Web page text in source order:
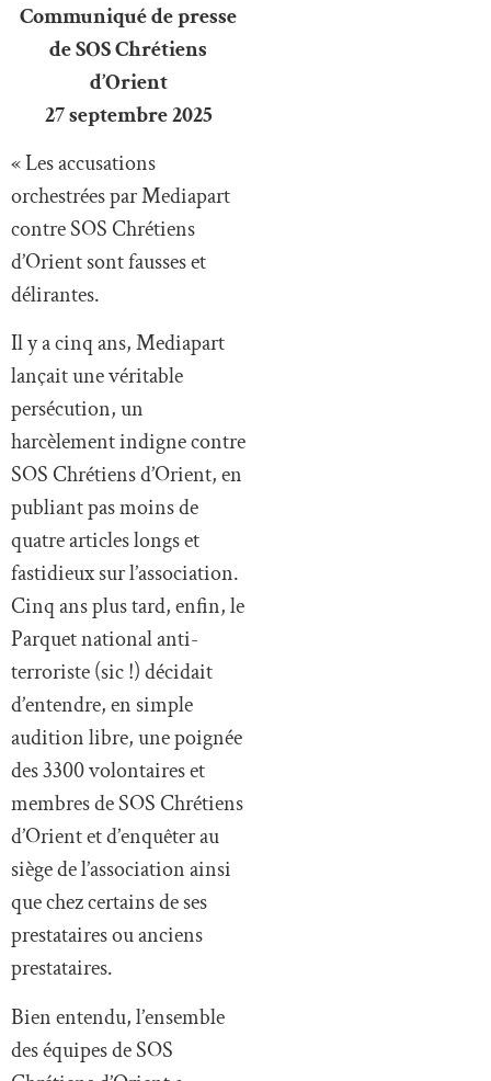
Communiqué de presse
de SOS Chrétiens
d’Orient
27 septembre 2025
« Les accusations
orchestrées par Mediapart
contre SOS Chrétiens
d’Orient sont fausses et
délirantes.
Il y a cinq ans, Mediapart
lançait une véritable
persécution, un
harcèlement indigne contre
SOS Chrétiens d’Orient, en
publiant pas moins de
quatre articles longs et
fastidieux sur l’association.
Cinq ans plus tard, enfin, le
Parquet national anti-
terroriste (sic !) décidait
d’entendre, en simple
audition libre, une poignée
des 3300 volontaires et
membres de SOS Chrétiens
d’Orient et d’enquêter au
siège de l’association ainsi
que chez certains de ses
prestataires ou anciens
prestataires.
Bien entendu, l’ensemble
des équipes de SOS